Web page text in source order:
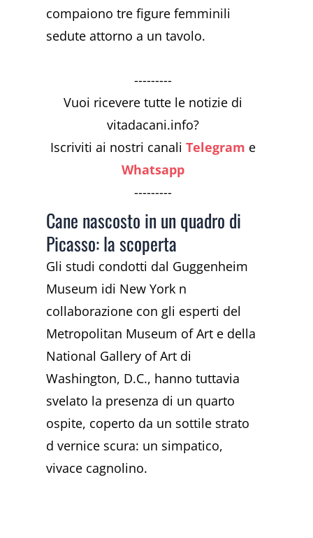
compaiono tre figure femminili
sedute attorno a un tavolo.
---------
Vuoi ricevere tutte le notizie di
vitadacani.info?
Iscriviti ai nostri canaliTelegram e
Whatsapp
---------
Cane nascosto in un quadro di
Picasso: la scoperta
Gli studi condotti dal Guggenheim
Museum idi New York n
collaborazione con gli esperti del
Metropolitan Museum of Art e della
National Gallery of Art di
Washington, D.C., hanno tuttavia
svelato la presenza di un quarto
ospite, coperto da un sottile strato
d vernice scura: un simpatico,
vivace cagnolino.